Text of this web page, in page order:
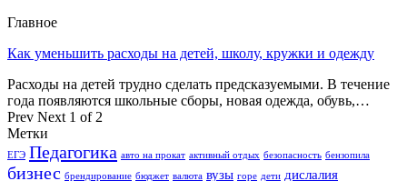
Главное
Как уменьшить расходы на детей, школу, кружки и одежду
Расходы на детей трудно сделать предсказуемыми. В течение
года появляются школьные сборы, новая одежда, обувь,…
Prev Next 1 of 2
Метки
ЕГЭ Педагогика авто на прокат активный отдых безопасность бензопила
бизнес брендирование бюджет валюта вузы горе дети дислалия